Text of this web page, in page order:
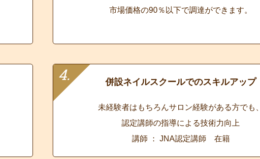
市場価格の90％以下で調達ができます。
併設ネイルスクールでのスキルアップ
未経験者はもちろんサロン経験がある方でも、
認定講師の指導による技術力向上
講師 ： JNA認定講師 在籍